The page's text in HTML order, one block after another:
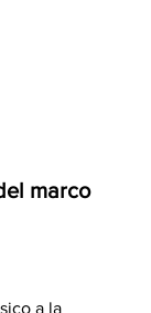
marco
a la